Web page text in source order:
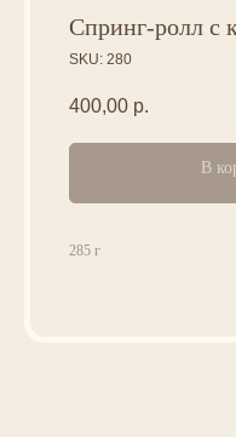
Спринг-ролл с
SKU: 280
400,00 р.
В
285 г